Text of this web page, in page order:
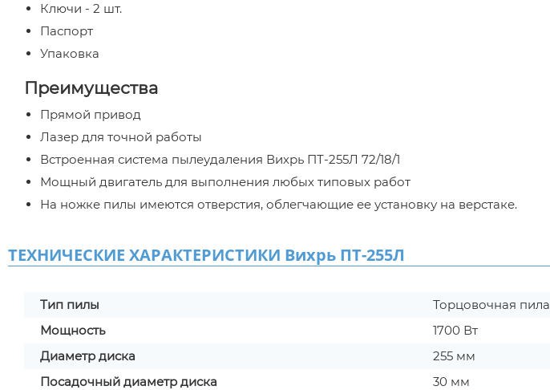
Ключи - 2 шт.
Паспорт
Упаковка
Преимущества
Прямой привод
Лазер для точной работы
Встроенная система пылеудаления Вихрь ПТ-255Л 72/18/1
Мощный двигатель для выполнения любых типовых работ
На ножке пилы имеются отверстия, облегчающие ее установку на верстаке.
ТЕХНИЧЕСКИЕ ХАРАКТЕРИСТИКИ Вихрь ПТ-255Л
Тип пилы
Торцовочная пила
Мощность
1700 Вт
Диаметр диска
255 мм
Посадочный диаметр диска
30 мм